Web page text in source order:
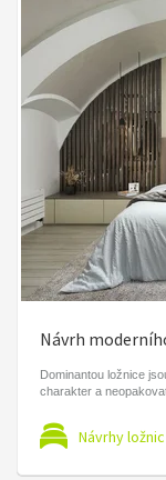
Návrh
Dominantou ložnice
charakter a
Návrhy ložnic